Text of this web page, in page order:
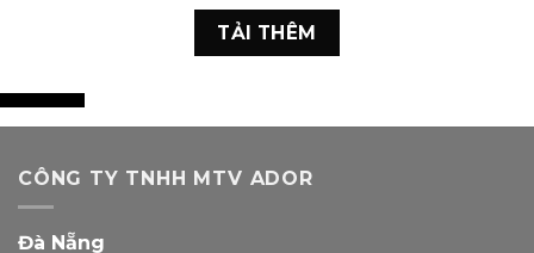
TẢI THÊM
CÔNG TY TNHH MTV ADOR
Đà Nẵng